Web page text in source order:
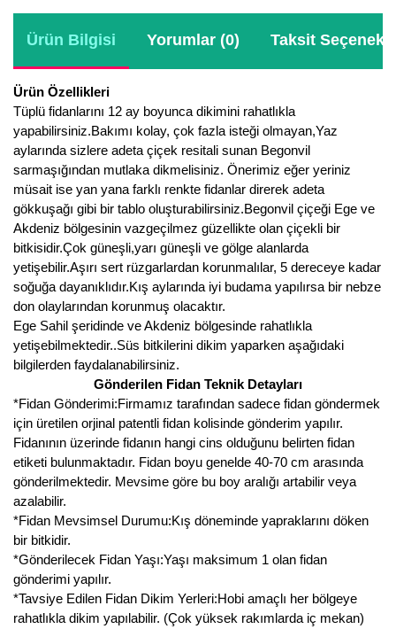
Ürün Bilgisi Yorumlar (0) Taksit
Ürün Özellikleri
Tüplü fidanlarını 12 ay boyunca dikimini rahatlıkla
yapabilirsiniz.Bakımı kolay, çok fazla isteği olmayan,Yaz
aylarında sizlere adeta çiçek resitali sunan Begonvil
sarmaşığından mutlaka dikmelisiniz. Önerimiz eğer yeriniz
müsait ise yan yana farklı renkte fidanlar direrek adeta
gökkuşağı gibi bir tablo oluşturabilirsiniz.Begonvil çiçeği Ege ve
Akdeniz bölgesinin vazgeçilmez güzellikte olan çiçekli bir
bitkisidir.Çok güneşli,yarı güneşli ve gölge alanlarda
yetişebilir.Aşırı sert rüzgarlardan korunmalılar, 5 dereceye kadar
soğuğa dayanıklıdır.Kış aylarında iyi budama yapılırsa bir nebze
don olaylarından korunmuş olacaktır.
Ege Sahil şeridinde ve Akdeniz bölgesinde rahatlıkla
yetişebilmektedir..Süs bitkilerini dikim yaparken aşağıdaki
bilgilerden faydalanabilirsiniz.
Gönderilen Fidan Teknik Detayları
*Fidan Gönderimi:Firmamız tarafından sadece fidan göndermek
için üretilen orjinal patentli fidan kolisinde gönderim yapılır.
Fidanının üzerinde fidanın hangi cins olduğunu belirten fidan
etiketi bulunmaktadır. Fidan boyu genelde 40-70 cm arasında
gönderilmektedir. Mevsime göre bu boy aralığı artabilir veya
azalabilir.
*Fidan Mevsimsel Durumu:Kış döneminde yapraklarını döken
bir bitkidir.
*Gönderilecek Fidan Yaşı:Yaşı maksimum 1 olan fidan
gönderimi yapılır.
*Tavsiye Edilen Fidan Dikim Yerleri:Hobi amaçlı her bölgeye
rahatlıkla dikim yapılabilir. (Çok yüksek rakımlarda iç mekan)